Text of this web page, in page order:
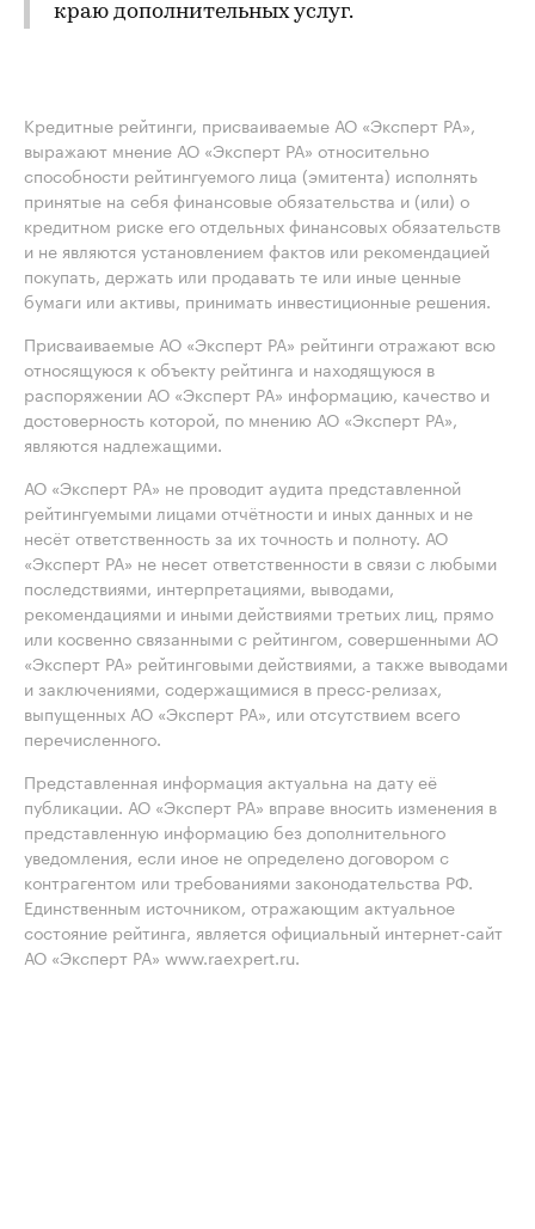
краю дополнительных услуг.
Кредитные рейтинги, присваиваемые АО «Эксперт РА»,
выражают мнение АО «Эксперт РА» относительно
способности рейтингуемого лица (эмитента) исполнять
принятые на себя финансовые обязательства и (или) о
кредитном риске его отдельных финансовых обязательств
и не являются установлением фактов или рекомендацией
покупать, держать или продавать те или иные ценные
бумаги или активы, принимать инвестиционные решения.
Присваиваемые АО «Эксперт РА» рейтинги отражают всю
относящуюся к объекту рейтинга и находящуюся в
распоряжении АО «Эксперт РА» информацию, качество и
достоверность которой, по мнению АО «Эксперт РА»,
являются надлежащими.
АО «Эксперт РА» не проводит аудита представленной
рейтингуемыми лицами отчётности и иных данных и не
несёт ответственность за их точность и полноту. АО
«Эксперт РА» не несет ответственности в связи с любыми
последствиями, интерпретациями, выводами,
рекомендациями и иными действиями третьих лиц, прямо
или косвенно связанными с рейтингом, совершенными АО
«Эксперт РА» рейтинговыми действиями, а также выводами
и заключениями, содержащимися в пресс-релизах,
выпущенных АО «Эксперт РА», или отсутствием всего
перечисленного.
Представленная информация актуальна на дату её
публикации. АО «Эксперт РА» вправе вносить изменения в
представленную информацию без дополнительного
уведомления, если иное не определено договором с
контрагентом или требованиями законодательства РФ.
Единственным источником, отражающим актуальное
состояние рейтинга, является официальный интернет-сайт
АО «Эксперт РА» www.raexpert.ru.